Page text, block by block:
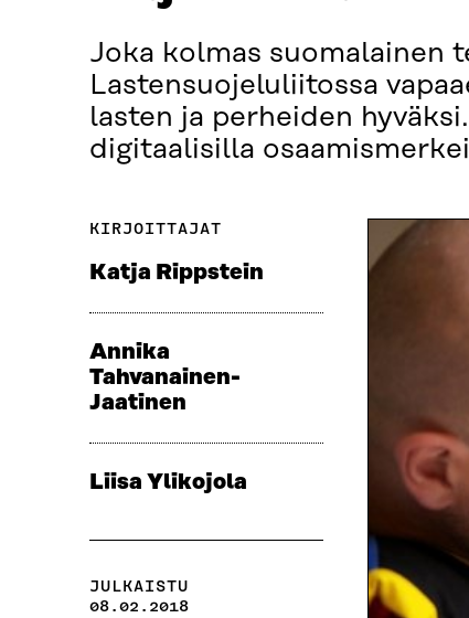
Joka kolmas suomalainen
Lastensuojeluliitossa
lasten ja perheiden
digitaalisilla
KIRJOITTAJAT
Katja Rippstein
Annika
Tahvanainen-
Jaatinen
Liisa Ylikojola
JULKAISTU
08.02.2018